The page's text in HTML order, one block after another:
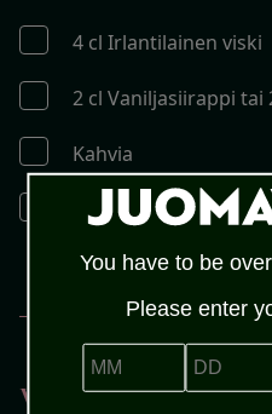
4 cl Irlantilainen viski
2 cl Vaniljasiirappi tai
Kahvia
Kermaa
Vaihe 1
You have to be
Please enter
MM DD